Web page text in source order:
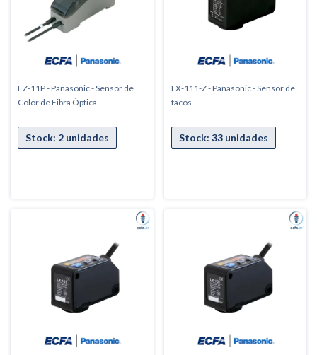
FZ-11P - Panasonic - Sensor de
Color de Fibra Óptica
LX-111-Z - Panasonic - Sensor de
tacos